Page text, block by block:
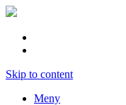
Skip to content
Meny